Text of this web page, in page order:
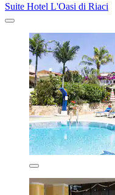
Suite Hotel L'Oasi di Riaci